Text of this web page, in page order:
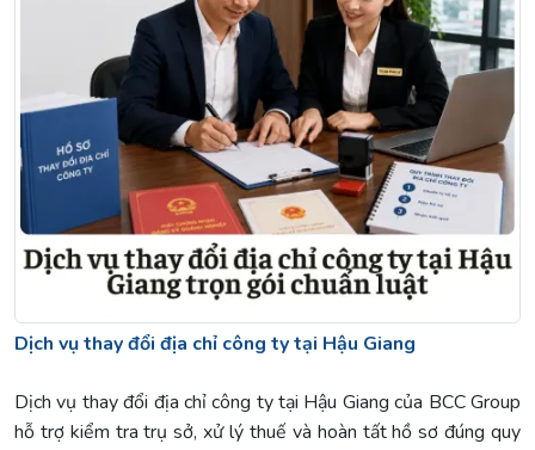
Dịch vụ thay đổi địa chỉ công ty tại Hậu Giang
Dịch vụ thay đổi địa chỉ công ty tại Hậu Giang của BCC Group
hỗ trợ kiểm tra trụ sở, xử lý thuế và hoàn tất hồ sơ đúng quy